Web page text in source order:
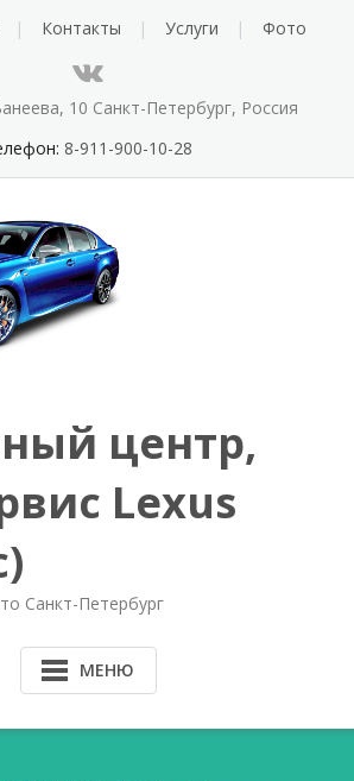
Контакты Услуги Фото
10 Санкт-Петербург, Россия
8-911-900-10-28
центр,
Lexus
Санкт-Петербург
МЕНЮ